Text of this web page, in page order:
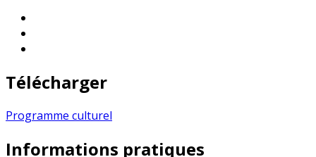
Télécharger
Programme culturel
Informations pratiques